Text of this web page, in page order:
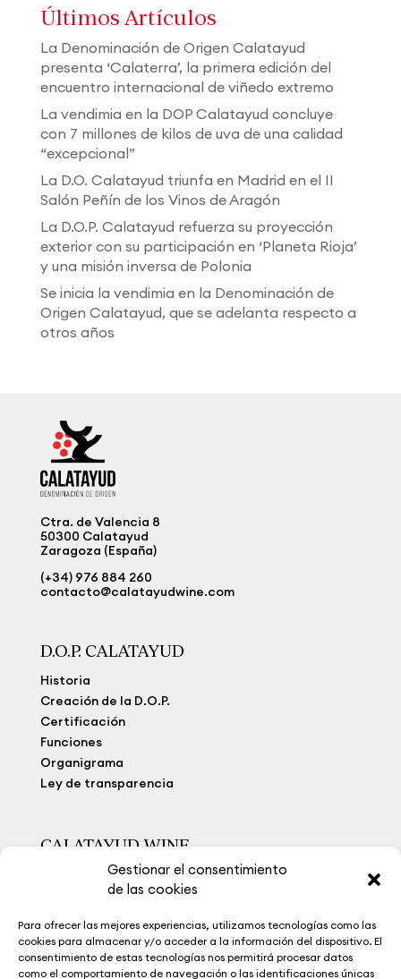
Gestionar el consentimiento
de las cookies
Para ofrecer las mejores experiencias, utilizamos tecnologías como las
cookies para almacenar y/o acceder a la información del dispositivo. El
consentimiento de estas tecnologías nos permitirá procesar datos
como el comportamiento de navegación o las identificaciones únicas
Últimos Artículos
La Denominación de Origen Calatayud
presenta ‘Calaterra’, la primera edición del
encuentro internacional de viñedo extremo
La vendimia en la DOP Calatayud concluye
con 7 millones de kilos de uva de una calidad
“excepcional”
La D.O. Calatayud triunfa en Madrid en el II
Salón Peñín de los Vinos de Aragón
La D.O.P. Calatayud refuerza su proyección
exterior con su participación en ‘Planeta Rioja’
y una misión inversa de Polonia
Se inicia la vendimia en la Denominación de
Origen Calatayud, que se adelanta respecto a
otros años
Ctra. de Valencia 8
50300 Calatayud
Zaragoza (España)
(+34) 976 884 260
contacto@calatayudwine.com
D.O.P. CALATAYUD
Historia
Creación de la D.O.P.
Certificación
Funciones
Organigrama
Ley de transparencia
CALATAYUD WINE
Viñedo Extremo
La Ruta del Vino
Museo del Vino